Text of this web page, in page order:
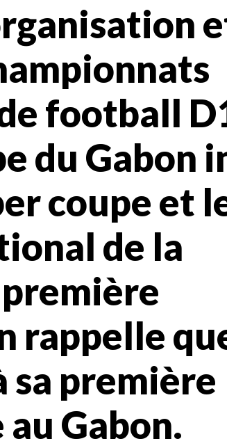
football
du Gabon
coupe et
de la
rappelle
sa première
Gabon.